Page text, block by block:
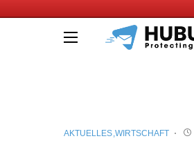
AKTUELLES WIRTSCHAFT